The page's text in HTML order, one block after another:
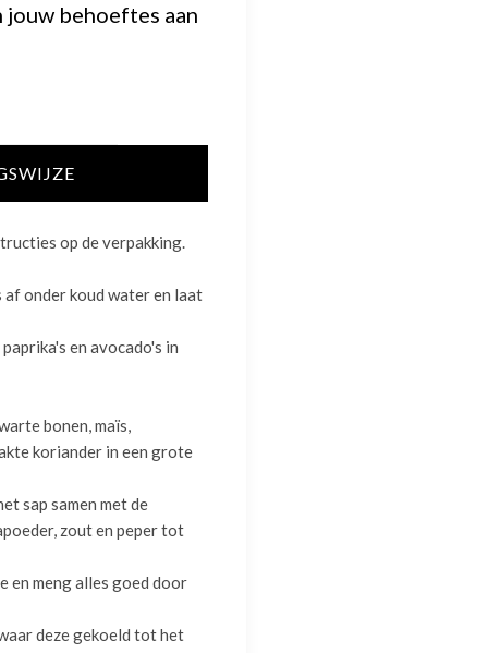
jouw behoeftes aan
op de verpakking.
af onder koud water en laat
en avocado's in
bonen, maïs,
koriander in een grote
sap samen met de
zout en peper tot
en meng alles goed door
deze gekoeld tot het